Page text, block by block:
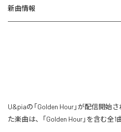
新曲情報
U&piaの「Golden Hour」が配信開始
た楽曲は、「Golden Hour」を含む全1